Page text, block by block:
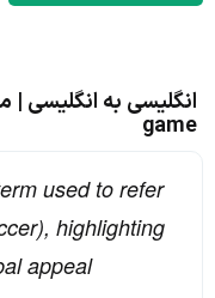
game
used to refer
highlighting
appeal